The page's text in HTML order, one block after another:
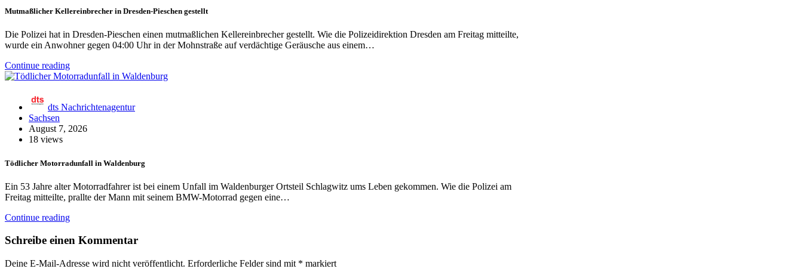
Mutmaßlicher Kellereinbrecher in Dresden-Pieschen gestellt
Die Polizei hat in Dresden-Pieschen einen mutmaßlichen Kellereinbrecher gestellt. Wie die Polizeidirektion Dresden am Freitag mitteilte,
wurde ein Anwohner gegen 04:00 Uhr in der Mohnstraße auf verdächtige Geräusche aus einem…
Continue reading
dts Nachrichtenagentur
Sachsen
August 7, 2026
18 views
Tödlicher Motorradunfall in Waldenburg
Ein 53 Jahre alter Motorradfahrer ist bei einem Unfall im Waldenburger Ortsteil Schlagwitz ums Leben gekommen. Wie die Polizei am
Freitag mitteilte, prallte der Mann mit seinem BMW-Motorrad gegen eine…
Continue reading
Schreibe einen Kommentar
Deine E-Mail-Adresse wird nicht veröffentlicht. Erforderliche Felder sind mit * markiert